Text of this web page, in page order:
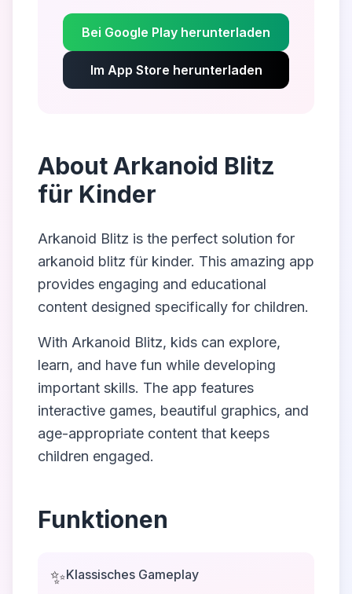
Bei Google Play herunterladen
Im App Store herunterladen
AboutArkanoid Blitz
für Kinder
Arkanoid Blitz is the perfect solution for
arkanoid blitz für kinder. This amazing app
provides engaging and educational
content designed specifically for children.
With Arkanoid Blitz, kids can explore,
learn, and have fun while developing
important skills. The app features
interactive games, beautiful graphics, and
age-appropriate content that keeps
children engaged.
Funktionen
✨Klassisches Gameplay